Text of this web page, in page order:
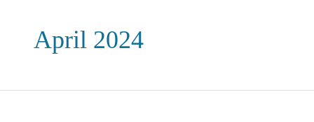
April 2024
Plex Care